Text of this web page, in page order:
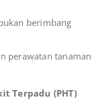
berimbang
perawatan tanaman
Terpadu (PHT)